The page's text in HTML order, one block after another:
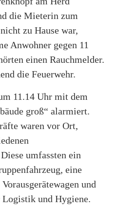
die Mieterin zum
zu Hause war,
Anwohner gegen 11
einen Rauchmelder.
die Feuerwehr.
11.14 Uhr mit dem
groß“ alarmiert.
waren vor Ort,
umfassten ein
eine
und
Logistik und Hygiene.